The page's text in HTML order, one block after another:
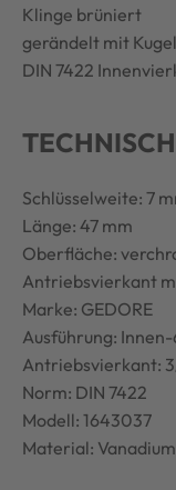
Klinge brüniert
gerändelt mit
DIN 7422
Schlüsselweite: 7
Länge: 47 mm
Oberfläche:
Antriebsvierkant
Marke: GEDORE
Ausführung:
Antriebsvierkant:
Norm: DIN 7422
Modell: 1643037
Material: